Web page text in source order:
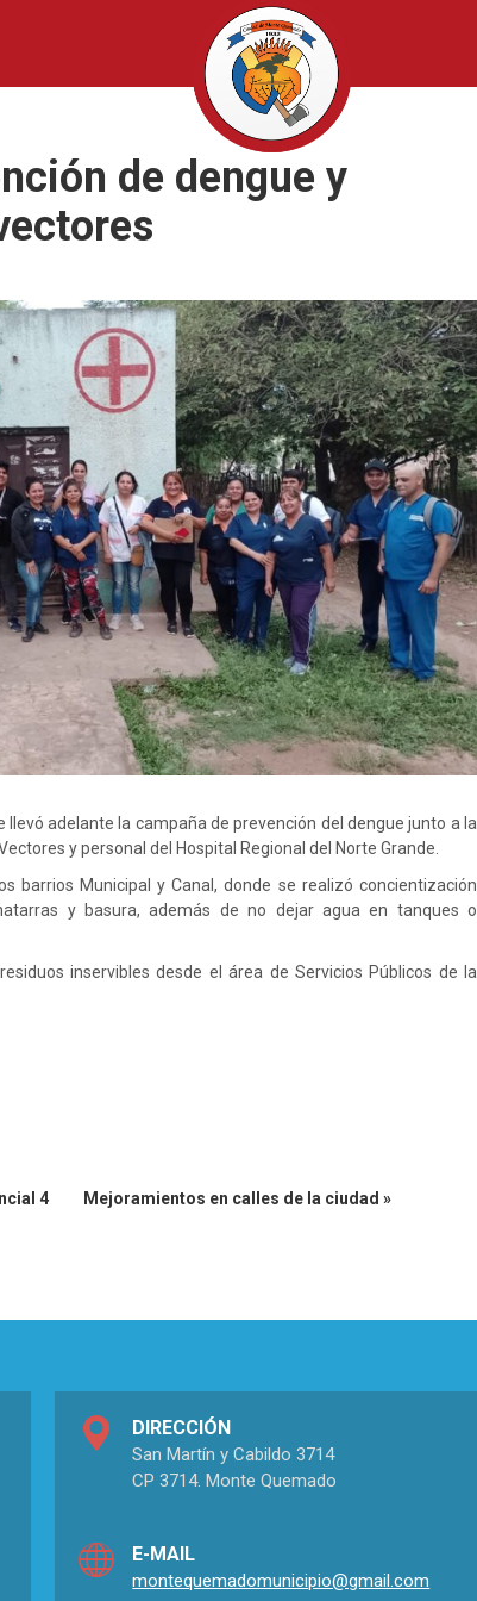
de dengue y
adelante la campaña de prevención del dengue junto a la
y personal del Hospital Regional del Norte Grande.
barrios Municipal y Canal, donde se realizó concientización
y basura, además de no dejar agua en tanques o
inservibles desde el área de Servicios Públicos de la
4 Mejoramientos en calles de la ciudad »
DIRECCIÓN
San Martín y Cabildo 3714
CP 3714. Monte Quemado
E-MAIL
montequemadomunicipio@gmail.com